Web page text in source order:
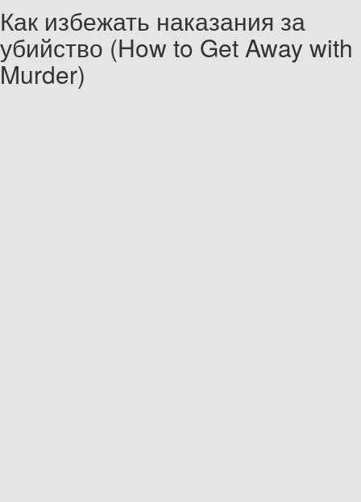
Как избежать наказания за
убийство (How to Get Away with
Murder)